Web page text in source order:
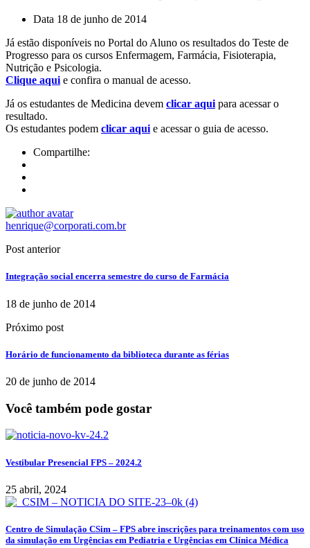
Data 18 de junho de 2014
Já estão disponíveis no Portal do Aluno os resultados do Teste de
Progresso para os cursos Enfermagem, Farmácia, Fisioterapia,
Nutrição e Psicologia.
Clique aqui e confira o manual de acesso.
Já os estudantes de Medicina devem clicar aqui para acessar o
resultado.
Os estudantes podem clicar aqui e acessar o guia de acesso.
Compartilhe:
henrique@corporati.com.br
Post anterior
Integração social encerra semestre do curso de Farmácia
18 de junho de 2014
Próximo post
Horário de funcionamento da biblioteca durante as férias
20 de junho de 2014
Você também pode gostar
Vestibular Presencial FPS – 2024.2
25 abril, 2024
Centro de Simulação CSim – FPS abre inscrições para treinamentos com uso
da simulação em Urgências em Pediatria e Urgências em Clínica Médica